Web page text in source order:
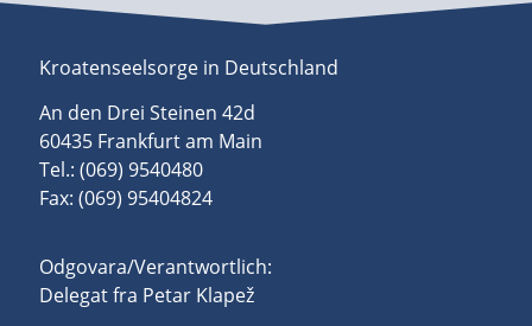
Kroatenseelsorge in Deutschland
An den Drei Steinen 42d
60435 Frankfurt am Main
Tel.: (069) 9540480
Fax: (069) 95404824
Odgovara/Verantwortlich:
Delegat fra Petar Klapež